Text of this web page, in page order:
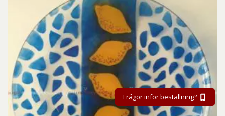
Frågor inför beställning?